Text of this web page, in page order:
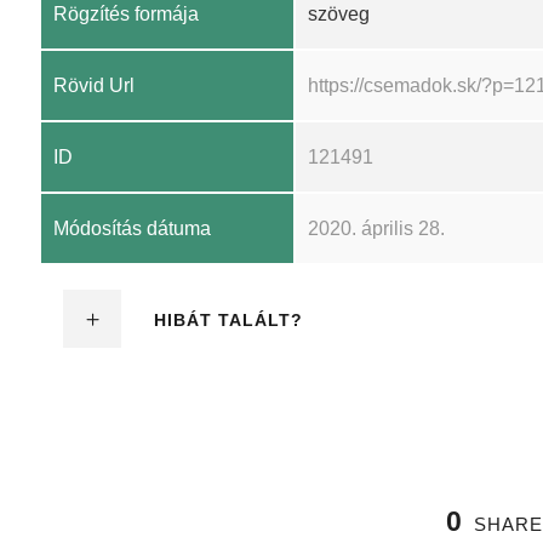
Rögzítés formája szöveg
Rövid Url https://csemadok.sk/
ID 121491
Módosítás dátuma 2020. április 28.
HIBÁT TALÁLT?
0